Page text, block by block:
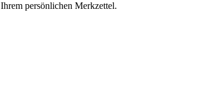
persönlichen Merkzettel.